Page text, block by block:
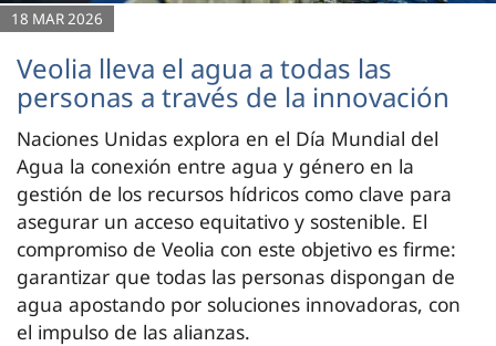
18 MAR 2026
Veolia lleva el agua a todas las
personas a través de la innovación
Naciones Unidas explora en el Día Mundial del
Agua la conexión entre agua y género en la
gestión de los recursos hídricos como clave para
asegurar un acceso equitativo y sostenible. El
compromiso de Veolia con este objetivo es firme:
garantizar que todas las personas dispongan de
agua apostando por soluciones innovadoras, con
el impulso de las alianzas.